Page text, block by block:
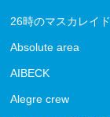
26時のマスカレイド
Absolute area
AIBECK
Alegre crew